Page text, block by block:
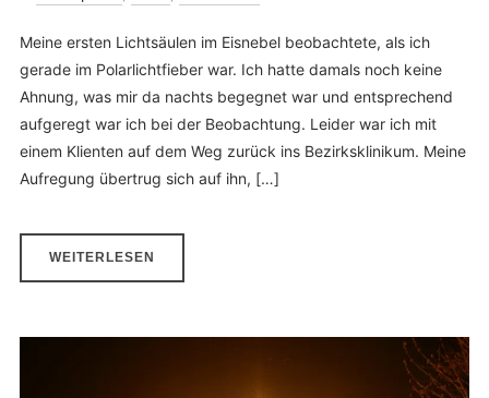
Meine ersten Lichtsäulen im Eisnebel beobachtete, als ich
gerade im Polarlichtfieber war. Ich hatte damals noch keine
Ahnung, was mir da nachts begegnet war und entsprechend
aufgeregt war ich bei der Beobachtung. Leider war ich mit
einem Klienten auf dem Weg zurück ins Bezirksklinikum. Meine
Aufregung übertrug sich auf ihn, […]
WEITERLESEN